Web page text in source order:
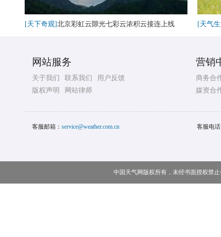
[天下奇观]北京彩虹云隙光七彩云浓积云接连上线 [天气
网站服务
关于我们 联系我们
用户反馈
版权声明
网站律师
营销
商务合
媒资合
客服邮箱： service@weather.com.cn 客服电
中国天气网版权所有，未经书面授权